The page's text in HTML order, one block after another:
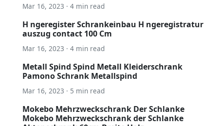
Mar 16, 2023 · 4 min read
H ngeregister Schrankeinbau H ngeregistratur
auszug contact 100 Cm
Mar 16, 2023 · 4 min read
Metall Spind Spind Metall Kleiderschrank
Pamono Schrank Metallspind
Mar 16, 2023 · 5 min read
Mokebo Mehrzweckschrank Der Schlanke
Mokebo Mehrzweckschrank der Schlanke